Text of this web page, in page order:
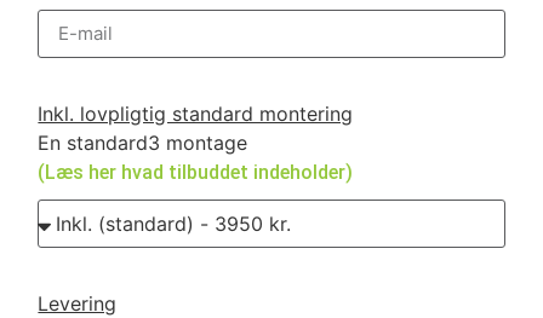
Inkl. lovpligtig standard montering
En standard3 montage
(Læs her hvad tilbuddet indeholder)
Levering